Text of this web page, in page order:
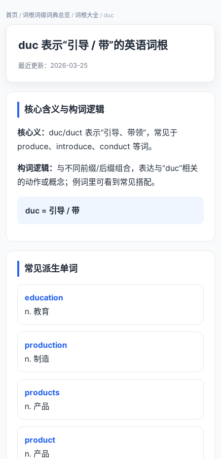
首页 / 词根词缀词典总览 / 词根大全 / duc
duc 表示“引导 / 带”的英语词根
最近更新： 2026-03-25
核心含义与构词逻辑
核心义： duc/duct 表示“引导、带领”，常见于
produce、introduce、conduct 等词。
构词逻辑： 与不同前缀/后缀组合，表达与“duc”相关
的动作或概念；例词里可看到常见搭配。
duc = 引导 / 带
常见派生单词
education
n. 教育
production
n. 制造
products
n. 产品
product
n. 产品